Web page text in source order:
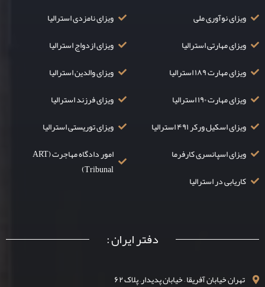
ویزای نوآوری ملی
ویزای مهارتی استرالیا
ویزای مهارت ۱۸۹ استرالیا
ویزای مهارت ۱۹۰ استرالیا
ویزای اسکیل ورکر ۴۹۱ استرالیا
ویزای اسپانسری کارفرما
کاریابی در استرالیا
ویزای نامزدی استرالیا
ویزای ازدواج استرالیا
ویزای والدین استرالیا
ویزای فرزند استرالیا
ویزای توریستی استرالیا
امور دادگاه مهاجرت (ART
Tribunal)
دفتر ایران :
تهران خیابان آفریقا – خیابان پدیدار– پلاک ۶۲